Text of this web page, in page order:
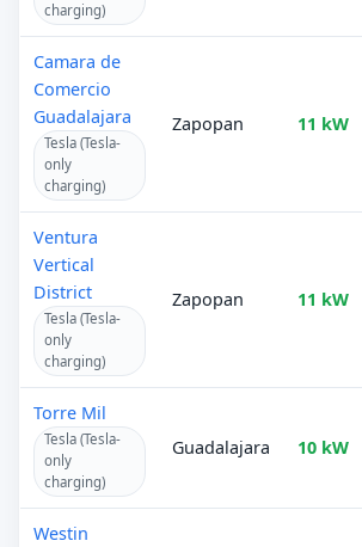
charging)
Camara de
Comercio
Guadalajara
Tesla (Tesla-
only
charging)
Zapopan 11 kW
Ventura
Vertical
District
Tesla (Tesla-
only
charging)
Zapopan 11 kW
Torre Mil
Tesla (Tesla-
only
charging)
Guadalajara 10 kW
Westin